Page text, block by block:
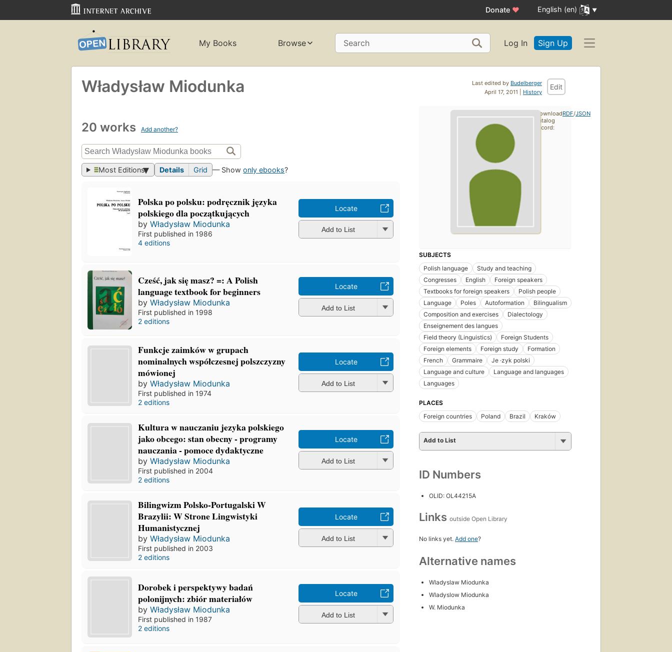
Donate ♥ English (en)
My Books Browse Search Log In Sign Up
Last edited by Budelberger
April 17, 2011 | History
Edit
Władysław Miodunka
20 works Add another?
Most Editions Details Grid — Showonly ebooks?
Polska po polsku: podręcznik języka
polskiego dla początkujących
byWładysław Miodunka
First published in 1986
4 editions
Locate
Add to List
Cześć, jak się masz? =: A Polish
language textbook for beginners
byWładysław Miodunka
First published in 1998
2 editions
Locate
Add to List
Funkcje zaimków w grupach
nominalnych współczesnej polszczyzny
mówionej
byWładysław Miodunka
First published in 1974
2 editions
Locate
Add to List
Kultura w nauczaniu jezyka polskiego
jako obcego: stan obecny - programy
nauczania - pomoce dydaktyczne
byWładysław Miodunka
First published in 2004
2 editions
Locate
Add to List
Bilingwizm Polsko-Portugalski W
Brazylii: W Strone Lingwistyki
Humanistycznej
byWładysław Miodunka
First published in 2003
2 editions
Locate
Add to List
Dorobek i perspektywy badań
polonijnych: zbiór materiałów
byWładysław Miodunka
First published in 1987
2 editions
Locate
Add to List
SUBJECTS
Polish language
Study and teaching
Congresses
English
Foreign speakers
Textbooks for foreign speakers
Polish people
Language
Poles Autoformation
Bilingualism
Composition and exercises
Dialectology
Enseignement des langues
Field theory (Linguistics)
Foreign Students
Foreign elements
Foreign study
Formation
French
Grammaire
Je ·zyk polski
Language and culture
Language and languages
Languages
PLACES
Foreign countries
Poland Brazil Kraków
Add to List
ID Numbers
OLID: OL44215A
Links outside Open Library
No links yet. Add one?
Alternative names
Wladyslaw Miodunka
Wladyslow Miodunka
W. Miodunka
Download
catalog
record:
RDF/JSON